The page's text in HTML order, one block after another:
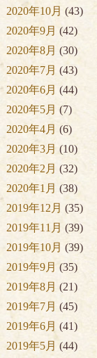
2020年10月 (43)
2020年9月 (42)
2020年8月 (30)
2020年7月 (43)
2020年6月 (44)
2020年5月 (7)
2020年4月 (6)
2020年3月 (10)
2020年2月 (32)
2020年1月 (38)
2019年12月 (35)
2019年11月 (39)
2019年10月 (39)
2019年9月 (35)
2019年8月 (21)
2019年7月 (45)
2019年6月 (41)
2019年5月 (44)